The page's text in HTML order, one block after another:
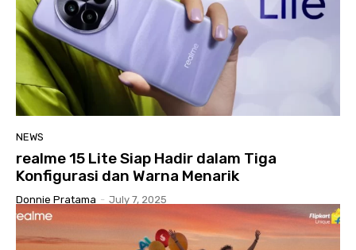
NEWS
realme 15 Lite Siap Hadir dalam Tiga
Konfigurasi dan Warna Menarik
Donnie Pratama - July 7, 2025